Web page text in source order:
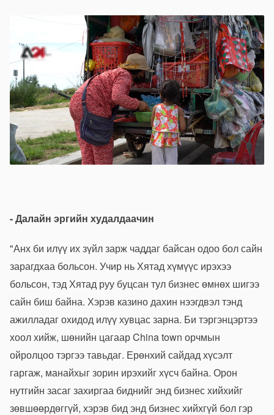
- Далайн эргийн худалдаачин
"Анх би илүү их зүйл зарж чаддаг байсан одоо бол сайн
зарагдхаа больсон. Учир нь Хятад хүмүүс ирэхээ
больсон, тэд Хятад руу буцсан тул бизнес өмнөх шигээ
сайн биш байна. Хэрэв казино дахин нээгдвэл тэнд
ажилладаг охидод илүү хувцас зарна. Би тэргэнцэртээ
хоол хийж, шөнийн цагаар China town орчмын
ойролцоо тэргээ тавьдаг. Ерөнхий сайдад хүсэлт
гаргаж, манайхыг зорин ирэхийг хүсч байна. Орон
нутгийн засаг захиргаа биднийг энд бизнес хийхийг
зөвшөөрдөггүй, хэрэв бид энд бизнес хийхгүй бол гэр